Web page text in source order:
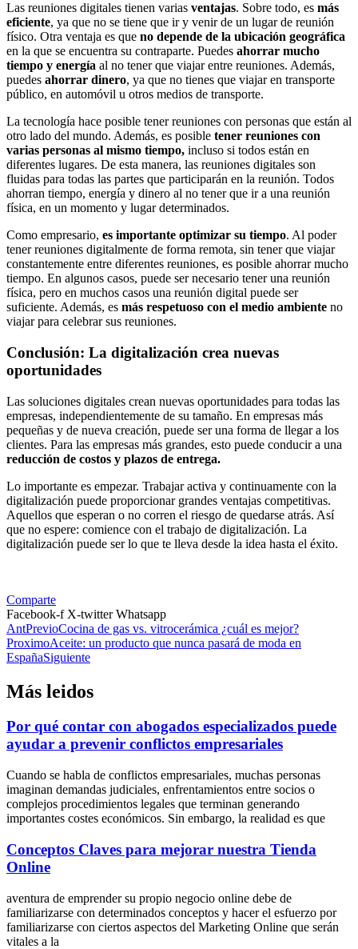
Las reuniones digitales tienen varias ventajas. Sobre todo, es más
eficiente, ya que no se tiene que ir y venir de un lugar de reunión
físico. Otra ventaja es que no depende de la ubicación geográfica
en la que se encuentra su contraparte. Puedes ahorrar mucho
tiempo y energía al no tener que viajar entre reuniones. Además,
puedes ahorrar dinero, ya que no tienes que viajar en transporte
público, en automóvil u otros medios de transporte.
La tecnología hace posible tener reuniones con personas que están al
otro lado del mundo. Además, es posible tener reuniones con
varias personas al mismo tiempo, incluso si todos están en
diferentes lugares. De esta manera, las reuniones digitales son
fluidas para todas las partes que participarán en la reunión. Todos
ahorran tiempo, energía y dinero al no tener que ir a una reunión
física, en un momento y lugar determinados.
Como empresario, es importante optimizar su tiempo. Al poder
tener reuniones digitalmente de forma remota, sin tener que viajar
constantemente entre diferentes reuniones, es posible ahorrar mucho
tiempo. En algunos casos, puede ser necesario tener una reunión
física, pero en muchos casos una reunión digital puede ser
suficiente. Además, es más respetuoso con el medio ambiente no
viajar para celebrar sus reuniones.
Conclusión: La digitalización crea nuevas
oportunidades
Las soluciones digitales crean nuevas oportunidades para todas las
empresas, independientemente de su tamaño. En empresas más
pequeñas y de nueva creación, puede ser una forma de llegar a los
clientes. Para las empresas más grandes, esto puede conducir a una
reducción de costos y plazos de entrega.
Lo importante es empezar. Trabajar activa y continuamente con la
digitalización puede proporcionar grandes ventajas competitivas.
Aquellos que esperan o no corren el riesgo de quedarse atrás. Así
que no espere: comience con el trabajo de digitalización. La
digitalización puede ser lo que te lleva desde la idea hasta el éxito.
Comparte
Facebook-f X-twitter Whatsapp
AntPrevioCocina de gas vs. vitrocerámica ¿cuál es mejor?
ProximoAceite: un producto que nunca pasará de moda en
EspañaSiguiente
Más leidos
Por qué contar con abogados especializados puede
ayudar a prevenir conflictos empresariales
Cuando se habla de conflictos empresariales, muchas personas
imaginan demandas judiciales, enfrentamientos entre socios o
complejos procedimientos legales que terminan generando
importantes costes económicos. Sin embargo, la realidad es que
Conceptos Claves para mejorar nuestra Tienda
Online
aventura de emprender su propio negocio online debe de
familiarizarse con determinados conceptos y hacer el esfuerzo por
familiarizarse con ciertos aspectos del Marketing Online que serán
vitales a la